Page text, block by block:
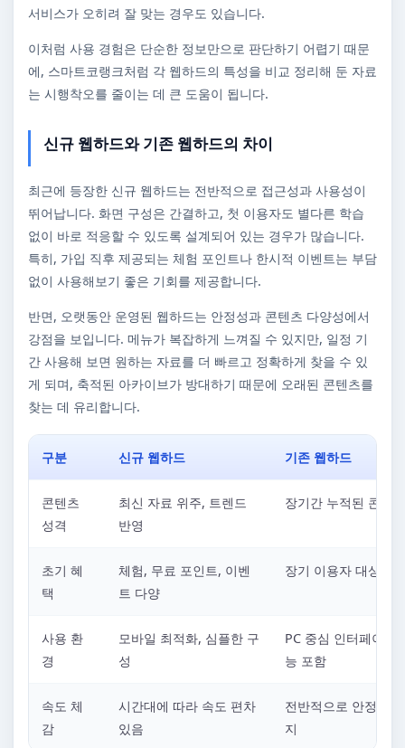
서비스가 오히려 잘 맞는 경우도 있습니다.
이처럼 사용 경험은 단순한 정보만으로 판단하기 어렵기 때문
에, 스마트코랭크처럼 각 웹하드의 특성을 비교 정리해 둔 자료
는 시행착오를 줄이는 데 큰 도움이 됩니다.
신규 웹하드와 기존 웹하드의 차이
최근에 등장한 신규 웹하드는 전반적으로 접근성과 사용성이
뛰어납니다. 화면 구성은 간결하고, 첫 이용자도 별다른 학습
없이 바로 적응할 수 있도록 설계되어 있는 경우가 많습니다.
특히, 가입 직후 제공되는 체험 포인트나 한시적 이벤트는 부담
없이 사용해보기 좋은 기회를 제공합니다.
반면, 오랫동안 운영된 웹하드는 안정성과 콘텐츠 다양성에서
강점을 보입니다. 메뉴가 복잡하게 느껴질 수 있지만, 일정 기
간 사용해 보면 원하는 자료를 더 빠르고 정확하게 찾을 수 있
게 되며, 축적된 아카이브가 방대하기 때문에 오래된 콘텐츠를
찾는 데 유리합니다.
구분 신규 웹하드 기존 웹하드
콘텐츠
성격
최신 자료 위주, 트렌드
반영
장기간 누적된 콘텐
초기 혜
택
체험, 무료 포인트, 이벤
트 다양
장기 이용자 대상 혜
사용 환
경
모바일 최적화, 심플한 구
성
PC 중심 인터페이스,
능 포함
속도 체
감
시간대에 따라 속도 편차
있음
전반적으로 안정적
지